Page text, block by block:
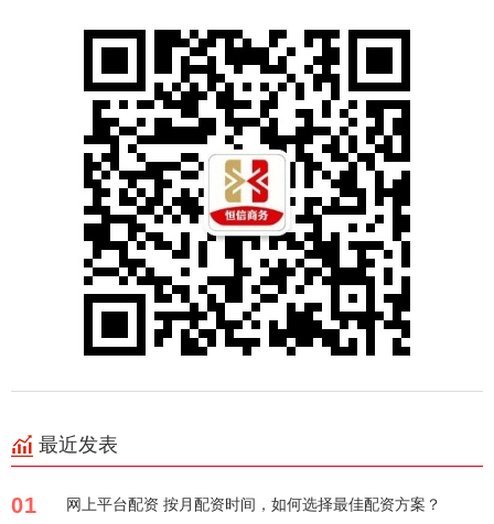
最近发表
01 网上平台配资 按月配资时间，如何选择最佳配资方案？